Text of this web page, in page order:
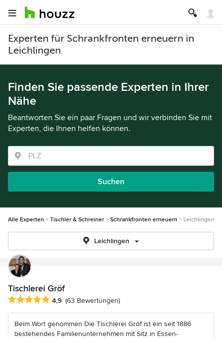
Experten für Schrankfronten erneuern in
Leichlingen
Finden Sie passende Experten in Ihrer
Nähe
Beantworten Sie ein paar Fragen und wir verbinden Sie mit
Experten, die Ihnen helfen können.
Suchen
Alle Experten Tischler & Schreiner Schrankfronten erneuern Leichlingen
Leichlingen
Tischlerei Gröf
Durchschnittliche Bewertung: 4.9 von 5 Sternen
4,9 (63 Bewertungen)
Beim Wort genommen Die Tischlerei Gröf ist ein seit 1886
bestehendes Familienunternehmen mit Sitz in Essen-